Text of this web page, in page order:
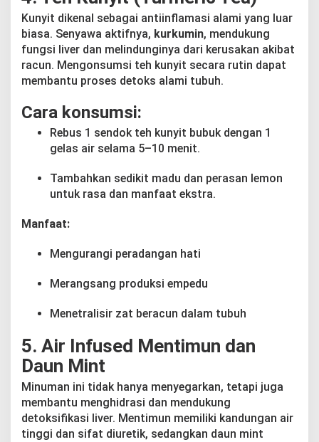
Kunyit dikenal sebagai antiinflamasi alami yang luar
biasa. Senyawa aktifnya, kurkumin, mendukung
fungsi liver dan melindunginya dari kerusakan akibat
racun. Mengonsumsi teh kunyit secara rutin dapat
membantu proses detoks alami tubuh.
Cara konsumsi:
Rebus 1 sendok teh kunyit bubuk dengan 1
gelas air selama 5–10 menit.
Tambahkan sedikit madu dan perasan lemon
untuk rasa dan manfaat ekstra.
Manfaat:
Mengurangi peradangan hati
Merangsang produksi empedu
Menetralisir zat beracun dalam tubuh
5. Air Infused Mentimun dan
Daun Mint
Minuman ini tidak hanya menyegarkan, tetapi juga
membantu menghidrasi dan mendukung
detoksifikasi liver. Mentimun memiliki kandungan air
tinggi dan sifat diuretik, sedangkan daun mint